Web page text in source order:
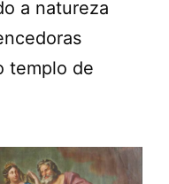
a natureza
templo de